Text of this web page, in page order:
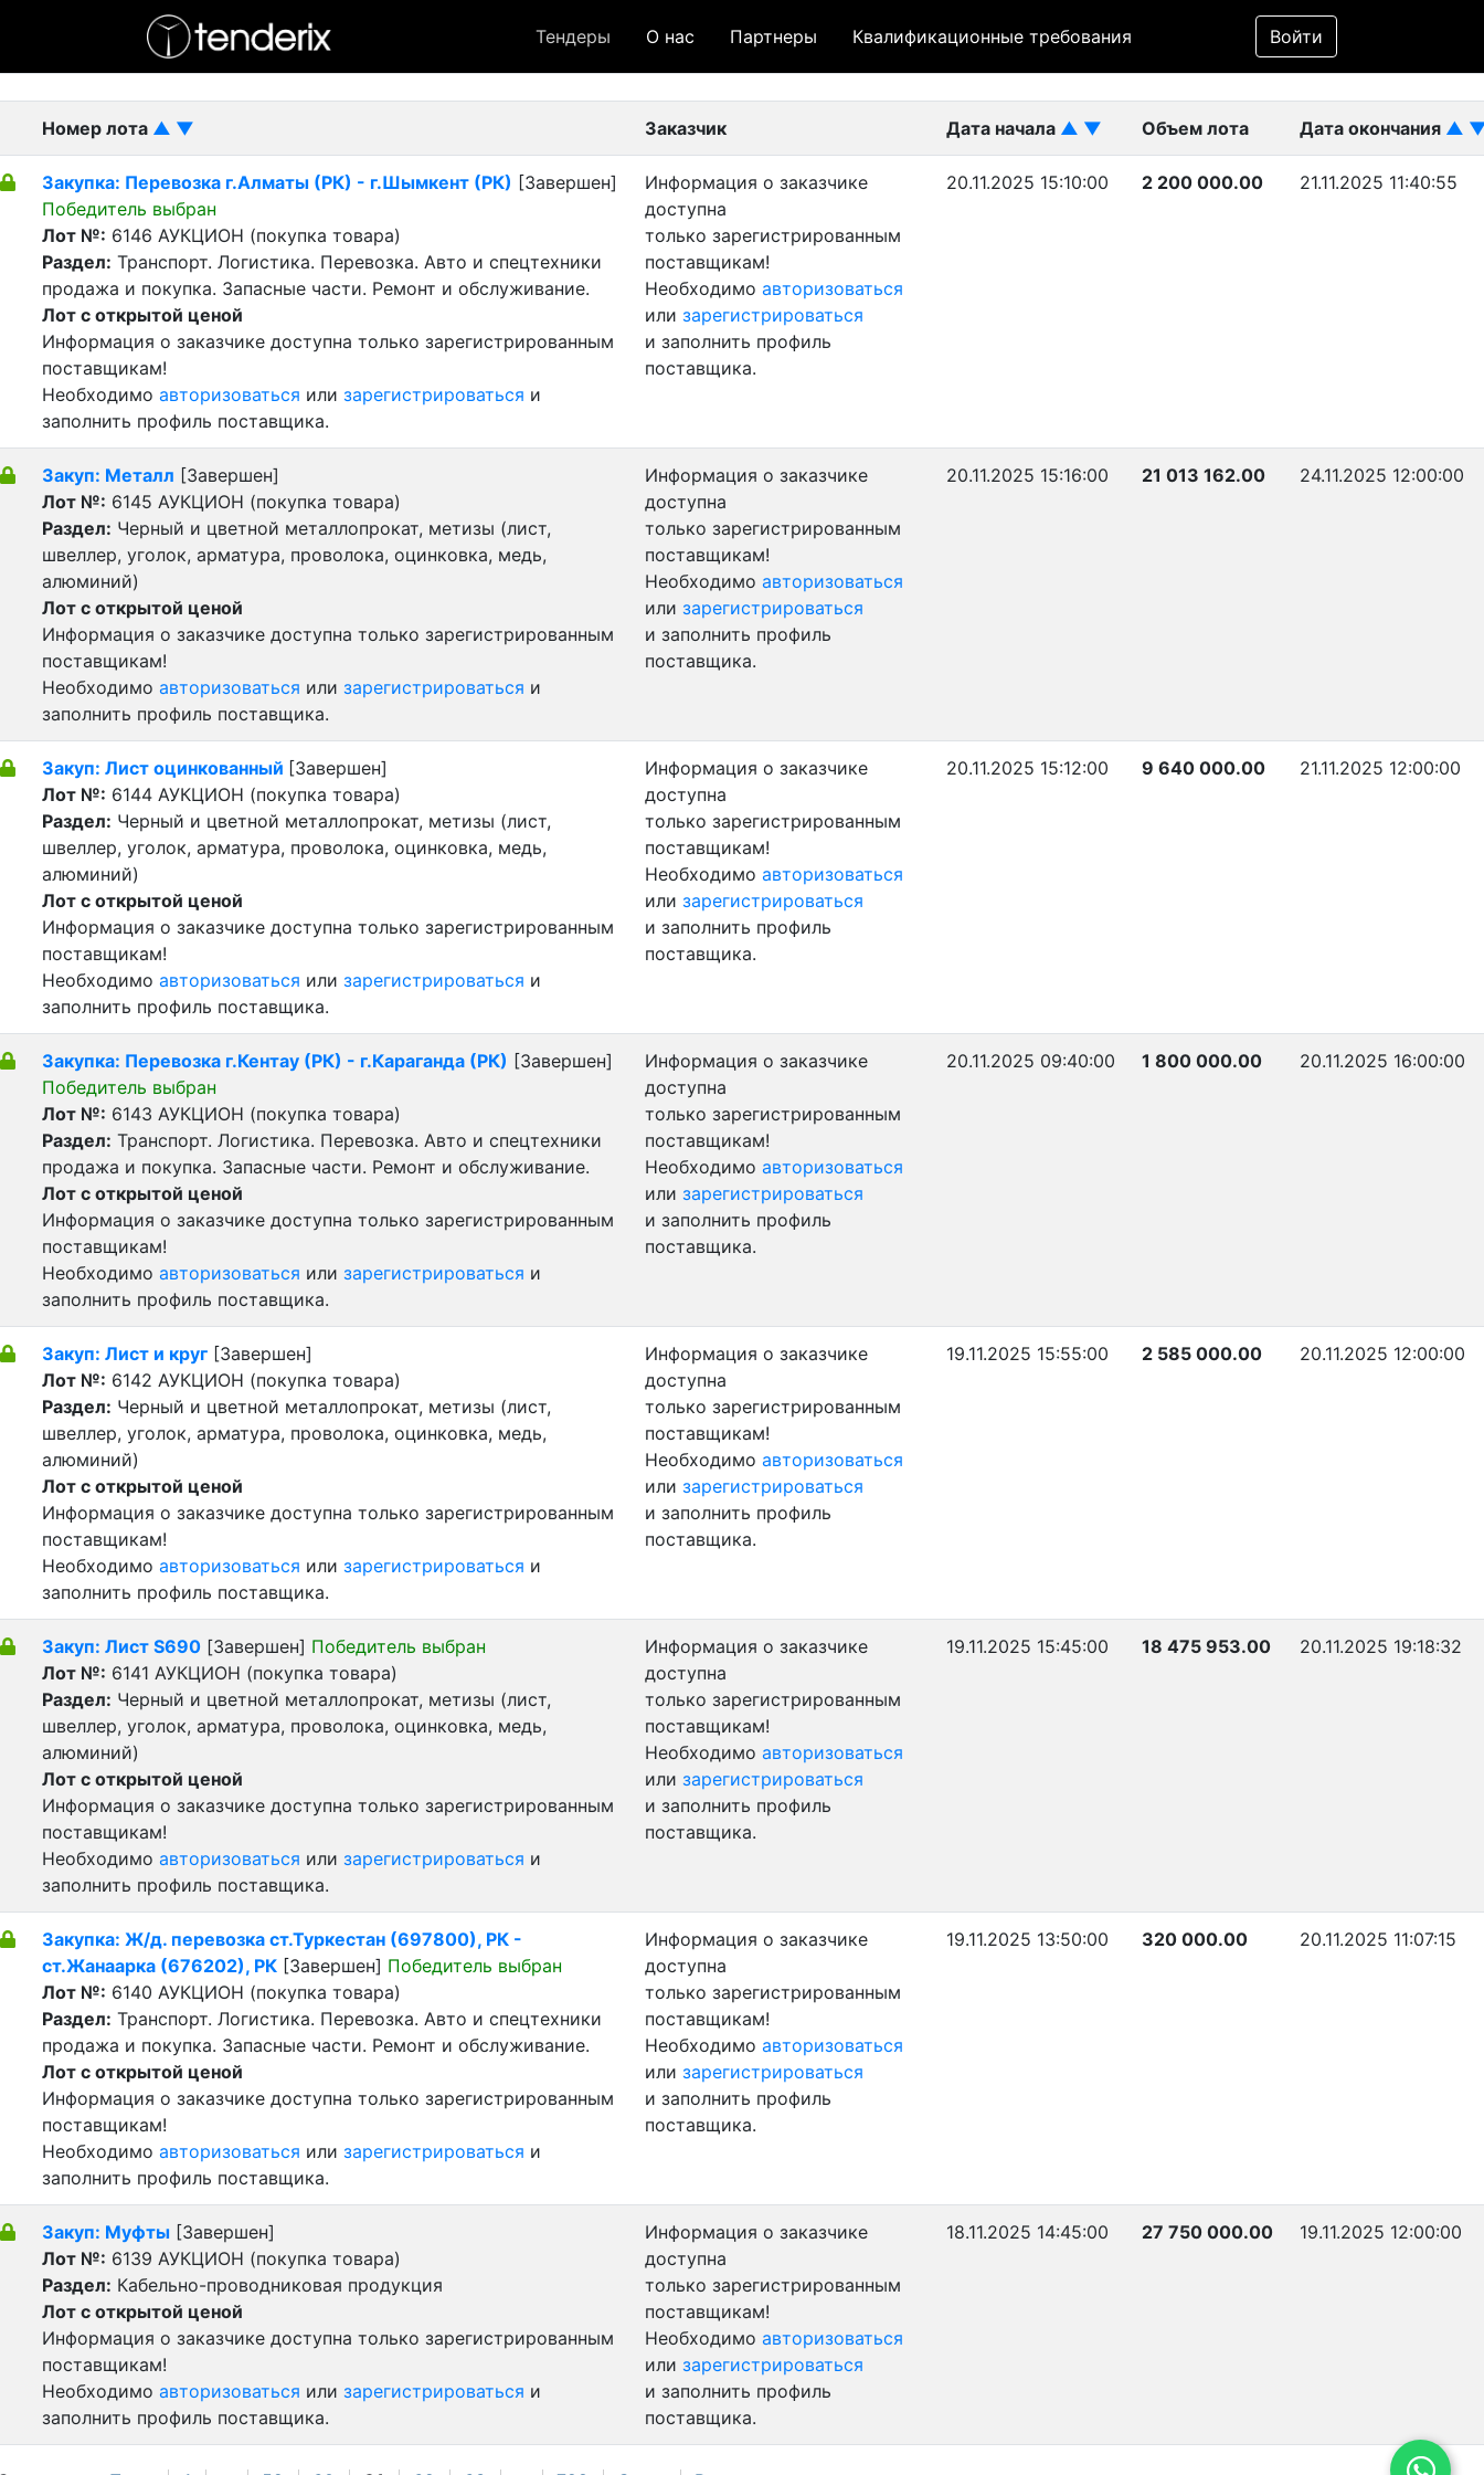
Тендеры О нас Партнеры Квалификационные требования Войти
Фильтр
- Завершенный лот
Номер лота ▲ ▼ Заказчик Дата начала ▲ ▼ Объем лота Дата окончания ▲
Закупка: Перевозка г.Алматы (РК) - г.Шымкент (РК) [Завершен]
Победитель выбран
Лот №: 6146 АУКЦИОН (покупка товара)
Раздел: Транспорт. Логистика. Перевозка. Авто и спецтехники
продажа и покупка. Запасные части. Ремонт и обслуживание.
Лот с открытой ценой
Информация о заказчике доступна только зарегистрированным
поставщикам!
Необходимо авторизоваться или зарегистрироваться и
заполнить профиль поставщика.
Информация о заказчике
доступна
только зарегистрированным
поставщикам!
Необходимо авторизоваться
или зарегистрироваться
и заполнить профиль
поставщика.
20.11.2025 15:10:00 2 200 000.00 21.11.2025 11:40:55
Закуп: Металл [Завершен]
Лот №: 6145 АУКЦИОН (покупка товара)
Раздел: Черный и цветной металлопрокат, метизы (лист,
швеллер, уголок, арматура, проволока, оцинковка, медь,
алюминий)
Лот с открытой ценой
Информация о заказчике доступна только зарегистрированным
поставщикам!
Необходимо авторизоваться или зарегистрироваться и
заполнить профиль поставщика.
Информация о заказчике
доступна
только зарегистрированным
поставщикам!
Необходимо авторизоваться
или зарегистрироваться
и заполнить профиль
поставщика.
20.11.2025 15:16:00 21 013 162.00 24.11.2025 12:00:00
Закуп: Лист оцинкованный [Завершен]
Лот №: 6144 АУКЦИОН (покупка товара)
Раздел: Черный и цветной металлопрокат, метизы (лист,
швеллер, уголок, арматура, проволока, оцинковка, медь,
алюминий)
Лот с открытой ценой
Информация о заказчике доступна только зарегистрированным
поставщикам!
Необходимо авторизоваться или зарегистрироваться и
заполнить профиль поставщика.
Информация о заказчике
доступна
только зарегистрированным
поставщикам!
Необходимо авторизоваться
или зарегистрироваться
и заполнить профиль
поставщика.
20.11.2025 15:12:00 9 640 000.00 21.11.2025 12:00:00
Закупка: Перевозка г.Кентау (РК) - г.Караганда (РК) [Завершен]
Победитель выбран
Лот №: 6143 АУКЦИОН (покупка товара)
Раздел: Транспорт. Логистика. Перевозка. Авто и спецтехники
продажа и покупка. Запасные части. Ремонт и обслуживание.
Лот с открытой ценой
Информация о заказчике доступна только зарегистрированным
поставщикам!
Необходимо авторизоваться или зарегистрироваться и
заполнить профиль поставщика.
Информация о заказчике
доступна
только зарегистрированным
поставщикам!
Необходимо авторизоваться
или зарегистрироваться
и заполнить профиль
поставщика.
20.11.2025 09:40:00 1 800 000.00 20.11.2025 16:00:00
Закуп: Лист и круг [Завершен]
Лот №: 6142 АУКЦИОН (покупка товара)
Раздел: Черный и цветной металлопрокат, метизы (лист,
швеллер, уголок, арматура, проволока, оцинковка, медь,
алюминий)
Лот с открытой ценой
Информация о заказчике доступна только зарегистрированным
поставщикам!
Необходимо авторизоваться или зарегистрироваться и
заполнить профиль поставщика.
Информация о заказчике
доступна
только зарегистрированным
поставщикам!
Необходимо авторизоваться
или зарегистрироваться
и заполнить профиль
поставщика.
19.11.2025 15:55:00 2 585 000.00 20.11.2025 12:00:00
Закуп: Лист S690 [Завершен] Победитель выбран
Лот №: 6141 АУКЦИОН (покупка товара)
Раздел: Черный и цветной металлопрокат, метизы (лист,
швеллер, уголок, арматура, проволока, оцинковка, медь,
алюминий)
Лот с открытой ценой
Информация о заказчике доступна только зарегистрированным
поставщикам!
Необходимо авторизоваться или зарегистрироваться и
заполнить профиль поставщика.
Информация о заказчике
доступна
только зарегистрированным
поставщикам!
Необходимо авторизоваться
или зарегистрироваться
и заполнить профиль
поставщика.
19.11.2025 15:45:00 18 475 953.00 20.11.2025 19:18:32
Закупка: Ж/д. перевозка ст.Туркестан (697800), РК -
ст.Жанаарка (676202), РК [Завершен] Победитель выбран
Лот №: 6140 АУКЦИОН (покупка товара)
Раздел: Транспорт. Логистика. Перевозка. Авто и спецтехники
продажа и покупка. Запасные части. Ремонт и обслуживание.
Лот с открытой ценой
Информация о заказчике доступна только зарегистрированным
поставщикам!
Необходимо авторизоваться или зарегистрироваться и
заполнить профиль поставщика.
Информация о заказчике
доступна
только зарегистрированным
поставщикам!
Необходимо авторизоваться
или зарегистрироваться
и заполнить профиль
поставщика.
19.11.2025 13:50:00 320 000.00 20.11.2025 11:07:15
Закуп: Муфты [Завершен]
Лот №: 6139 АУКЦИОН (покупка товара)
Раздел: Кабельно-проводниковая продукция
Лот с открытой ценой
Информация о заказчике доступна только зарегистрированным
поставщикам!
Необходимо авторизоваться или зарегистрироваться и
заполнить профиль поставщика.
Информация о заказчике
доступна
только зарегистрированным
поставщикам!
Необходимо авторизоваться
или зарегистрироваться
и заполнить профиль
поставщика.
18.11.2025 14:45:00 27 750 000.00 19.11.2025 12:00:00